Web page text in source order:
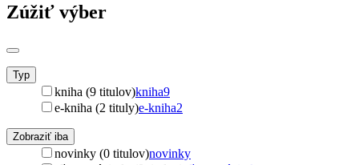
Zúžiť výber
Typ
kniha (9 titulov)kniha9
e-kniha (2 tituly)e-kniha2
Zobraziť iba
novinky (0 titulov)novinky